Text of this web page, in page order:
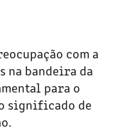
com a
na bandeira da
para o
significado de